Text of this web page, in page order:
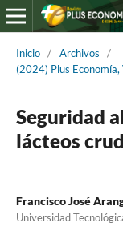
Inicio / Archivos
/
(2024) Plus
Seguridad
lácteos
Francisco José
Universidad